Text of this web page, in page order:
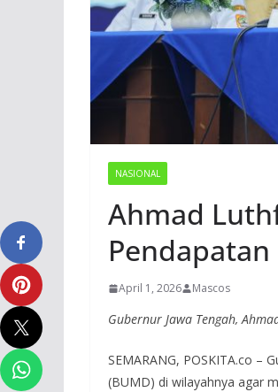
NASIONAL
Ahmad
April 1, 2026 Mascos
Gubernur Jawa Tengah,
SEMARANG, POSKITA.co –
(BUMD) di wilayahnya agar